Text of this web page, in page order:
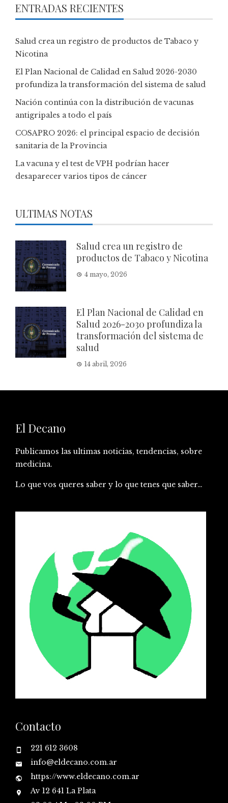
ENTRADAS RECIENTES
Salud crea un registro de productos de Tabaco y
Nicotina
El Plan Nacional de Calidad en Salud 2026-2030
profundiza la transformación del sistema de salud
Nación continúa con la distribución de vacunas
antigripales a todo el país
COSAPRO 2026: el principal espacio de decisión
sanitaria de la Provincia
La vacuna y el test de VPH podrían hacer
desaparecer varios tipos de cáncer
ULTIMAS NOTAS
Salud crea un registro de
productos de Tabaco y Nicotina
4 mayo, 2026
El Plan Nacional de Calidad en
Salud 2026-2030 profundiza la
transformación del sistema de
salud
14 abril, 2026
El Decano
Publicamos las ultimas noticias, tendencias, sobre
medicina.
Lo que vos queres saber y lo que tenes que saber…
Contacto
221 612 3608
info@eldecano.com.ar
https://www.eldecano.com.ar
Av 12 641 La Plata